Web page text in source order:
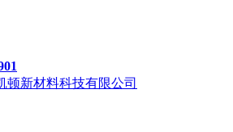
顿新材料科技有限公司